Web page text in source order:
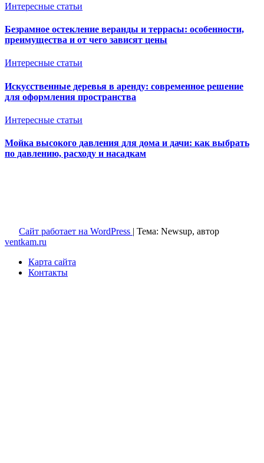
Интересные статьи
Безрамное остекление веранды и террасы: особенности,
преимущества и от чего зависят цены
Интересные статьи
Искусственные деревья в аренду: современное решение
для оформления пространства
Интересные статьи
Мойка высокого давления для дома и дачи: как выбрать
по давлению, расходу и насадкам
Сайт работает на WordPress | Тема: Newsup, автор
ventkam.ru
Карта сайта
Контакты